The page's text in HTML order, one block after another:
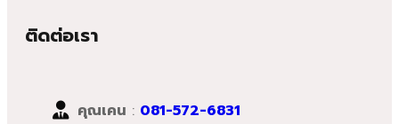
ติดต่อเรา
คุณเคน : 081-572-6831